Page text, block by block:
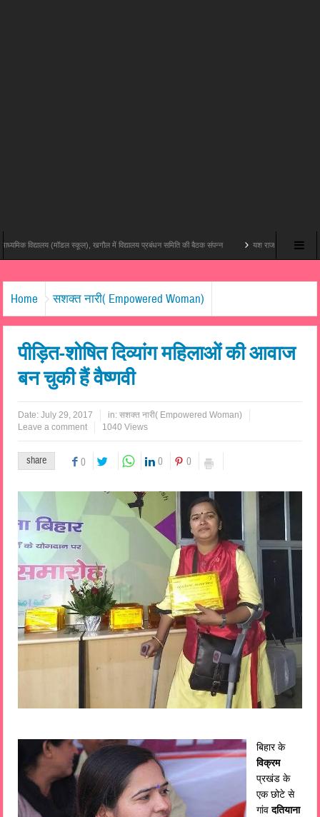
(मॉडल स्कूल), खगौल में विद्यालय प्रबंधन समिति की बैठक संपन्न यश राज फिल्म्स और पोशम पा पिक्चर्स की
Home सशक्त नारी( Empowered Woman)
पीड़ित-शोषित दिव्यांग महिलाओं की आवाज
बन चुकी हैं वैष्णवी
Date:July 29, 2017 in:सशक्त नारी( Empowered Woman)
Leave a comment
1040 Views
share 0 0 0
बिहार के
विक्रम
प्रखंड के
एक छोटे से
गांवदतियाना